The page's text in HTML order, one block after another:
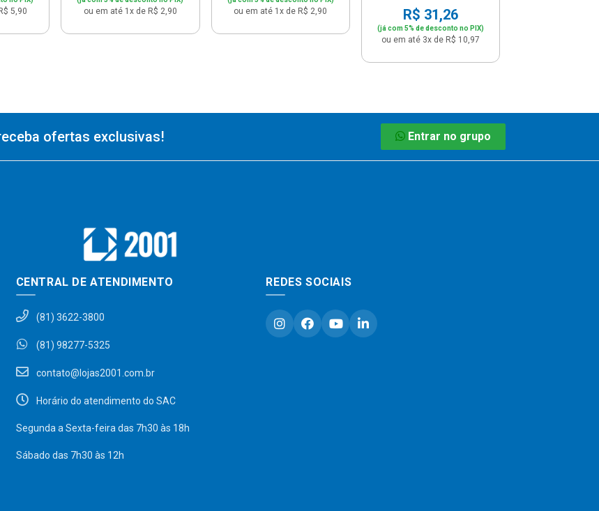
5,90 ou em até 1x de R$ 2,90 ou em até 1x de R$ 2,90 R$ 31,26
(já com 5% de desconto no PIX)
ou em até 3x de R$ 10,97
ofertas exclusivas! Entrar no grupo
CENTRAL DE ATENDIMENTO
(81) 3622-3800
(81) 98277-5325
contato@lojas2001.com.br
Horário do atendimento do SAC
Segunda a Sexta-feira das 7h30 às 18h
Sábado das 7h30 às 12h
REDES SOCIAIS